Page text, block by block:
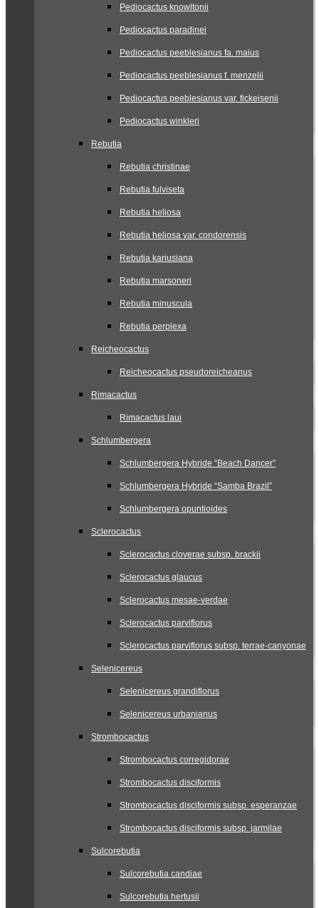
Pediocactus knowltonii
Pediocactus paradinei
Pediocactus peeblesianus fa. maius
Pediocactus peeblesianus f. menzelii
Pediocactus peeblesianus var. fickeisenii
Pediocactus winkleri
Rebutia
Rebutia christinae
Rebutia fulviseta
Rebutia heliosa
Rebutia heliosa var. condorensis
Rebutia kariusiana
Rebutia marsoneri
Rebutia minuscula
Rebutia perplexa
Reicheocactus
Reicheocactus pseudoreicheanus
Rimacactus
Rimacactus laui
Schlumbergera
Schlumbergera Hybride “Beach Dancer”
Schlumbergera Hybride “Samba Brazil”
Schlumbergera opuntioides
Sclerocactus
Sclerocactus cloverae subsp. brackii
Sclerocactus glaucus
Sclerocactus mesae-verdae
Sclerocactus parviflorus
Sclerocactus parviflorus subsp. terrae-canyonae
Selenicereus
Selenicereus grandiflorus
Selenicereus urbanianus
Strombocactus
Strombocactus corregidorae
Strombocactus disciformis
Strombocactus disciformis subsp. esperanzae
Strombocactus disciformis subsp. jarmilae
Sulcorebutia
Sulcorebutia candiae
Sulcorebutia hertusii